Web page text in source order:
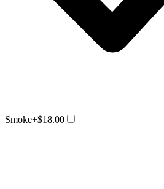
Smoke+$18.00